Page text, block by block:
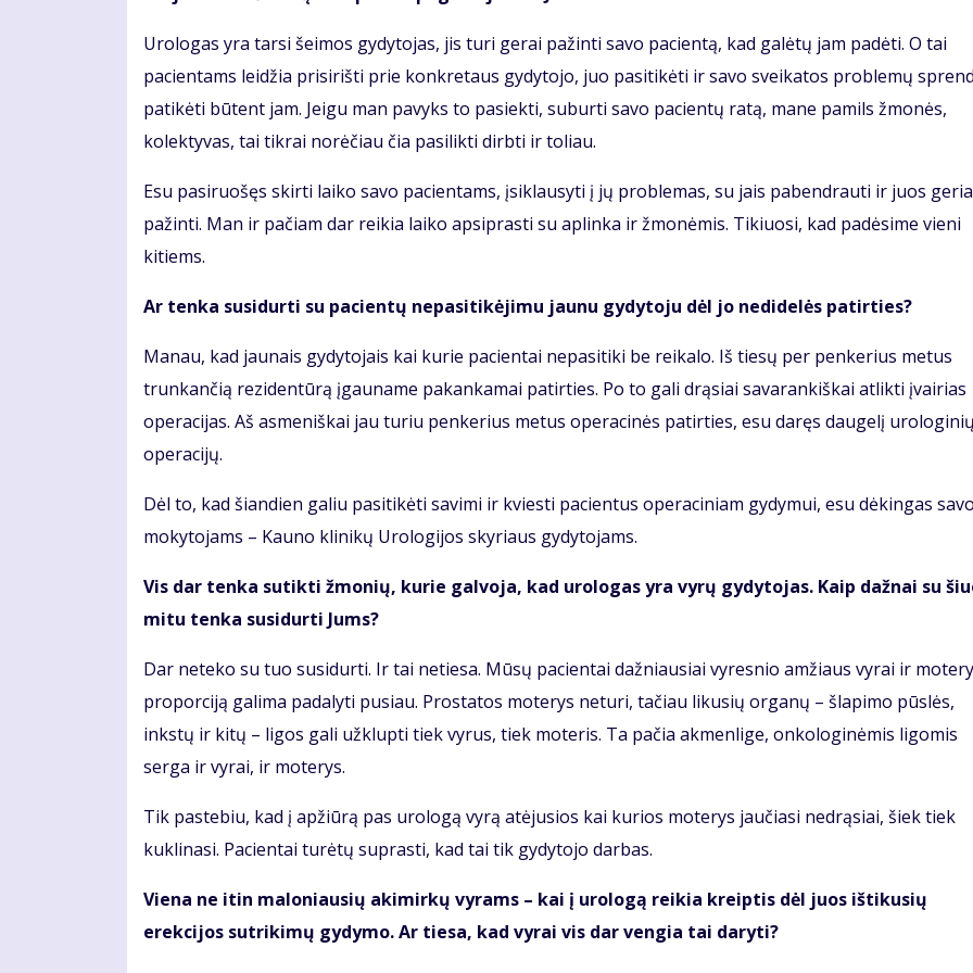
Urologas yra tarsi šeimos gydytojas, jis turi gerai pažinti savo pacientą, kad galėtų jam padėti. O tai
pacientams leidžia prisirišti prie konkretaus gydytojo, juo pasitikėti ir savo sveikatos problemų
patikėti būtent jam. Jeigu man pavyks to pasiekti, suburti savo pacientų ratą, mane pamils žmonės,
kolektyvas, tai tikrai norėčiau čia pasilikti dirbti ir toliau.
Esu pasiruošęs skirti laiko savo pacientams, įsiklausyti į jų problemas, su jais pabendrauti ir juos
pažinti. Man ir pačiam dar reikia laiko apsiprasti su aplinka ir žmonėmis. Tikiuosi, kad padėsime vieni
kitiems.
Ar tenka susidurti su pacientų nepasitikėjimu jaunu gydytoju dėl jo nedidelės patirties?
Manau, kad jaunais gydytojais kai kurie pacientai nepasitiki be reikalo. Iš tiesų per penkerius metus
trunkančią rezidentūrą įgauname pakankamai patirties. Po to gali drąsiai savarankiškai atlikti įvairias
operacijas. Aš asmeniškai jau turiu penkerius metus operacinės patirties, esu daręs daugelį urologinių
operacijų.
Dėl to, kad šiandien galiu pasitikėti savimi ir kviesti pacientus operaciniam gydymui, esu dėkingas savo
mokytojams – Kauno klinikų Urologijos skyriaus gydytojams.
Vis dar tenka sutikti žmonių, kurie galvoja, kad urologas yra vyrų gydytojas. Kaip dažnai su
mitu tenka susidurti Jums?
Dar neteko su tuo susidurti. Ir tai netiesa. Mūsų pacientai dažniausiai vyresnio amžiaus vyrai ir
proporciją galima padalyti pusiau. Prostatos moterys neturi, tačiau likusių organų – šlapimo pūslės,
inkstų ir kitų – ligos gali užklupti tiek vyrus, tiek moteris. Ta pačia akmenlige, onkologinėmis ligomis
serga ir vyrai, ir moterys.
Tik pastebiu, kad į apžiūrą pas urologą vyrą atėjusios kai kurios moterys jaučiasi nedrąsiai, šiek tiek
kuklinasi. Pacientai turėtų suprasti, kad tai tik gydytojo darbas.
Viena ne itin maloniausių akimirkų vyrams – kai į urologą reikia kreiptis dėl juos ištikusių
erekcijos sutrikimų gydymo. Ar tiesa, kad vyrai vis dar vengia tai daryti?